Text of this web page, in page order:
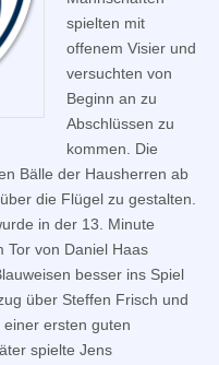
spielten mit
offenem Visier und
versuchten von
Beginn an zu
Abschlüssen zu
kommen. Die
Bälle der Hausherren ab
die Flügel zu gestalten.
in der 13. Minute
Tor von Daniel Haas
besser ins Spiel
über Steffen Frisch und
ersten guten
spielte Jens